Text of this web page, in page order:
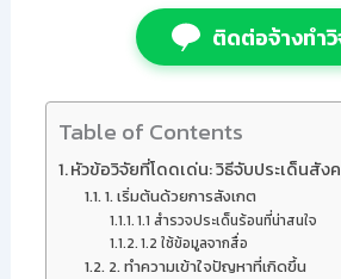
ติดต่อจ้างทำ
Table of Contents
หัวข้อวิจัยที่โดดเด่น: วิธีจับประเด็นสัง
1. เริ่มต้นด้วยการสังเกต
1.1 สำรวจประเด็นร้อนที่น่าสนใจ
1.2 ใช้ข้อมูลจากสื่อ
2. ทำความเข้าใจปัญหาที่เกิดขึ้น